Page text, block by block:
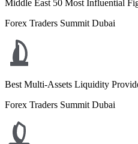
Middle East 50 Most Influential
Forex Traders Summit Dubai
Best Multi-Assets Liquidity
Forex Traders Summit Dubai